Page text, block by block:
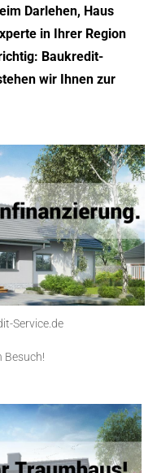
Darlehen, Haus
in Ihrer Region
Baukredit-
wir Ihnen zur
Service.de
Besuch!